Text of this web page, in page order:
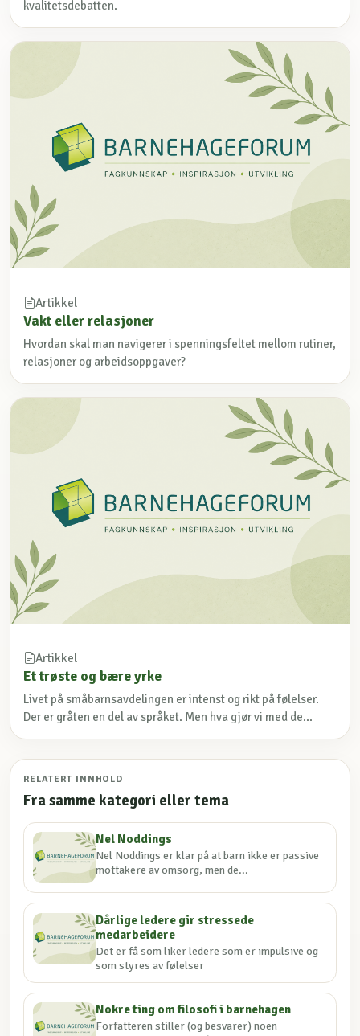
kvalitetsdebatten.
Artikkel
Vakt eller relasjoner
Hvordan skal man navigerer i spenningsfeltet mellom rutiner,
relasjoner og arbeidsoppgaver?
Artikkel
Et trøste og bære yrke
Livet på småbarnsavdelingen er intenst og rikt på følelser.
Der er gråten en del av språket. Men hva gjør vi med de...
RELATERT INNHOLD
Fra samme kategori eller tema
Nel Noddings
Nel Noddings er klar på at barn ikke er passive
mottakere av omsorg, men de...
Dårlige ledere gir stressede
medarbeidere
Det er få som liker ledere som er impulsive og
som styres av følelser
Nokre ting om filosofi i barnehagen
Forfatteren stiller (og besvarer) noen